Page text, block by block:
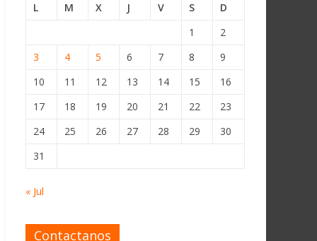
L
M X J V S
D
1
2
3
4 5 6 7 8
9
10
11 12 13 14 15
16
17
18 19 20 21 22
23
24
25 26 27 28 29
30
31
« Jul
Contactanos